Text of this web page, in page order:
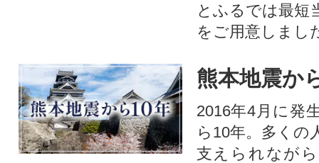
とふるでは最短
をご用意しまし
熊本地震か
2016年4月に発
ら10年。多くの
支えられなが